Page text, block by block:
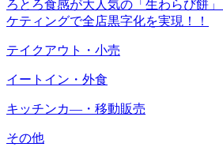
ろとろ食感が大人気の「生わらび餅
ケティングで全店黒字化を実現！！
テイクアウト・小売
イートイン・外食
キッチンカ―・移動販売
その他